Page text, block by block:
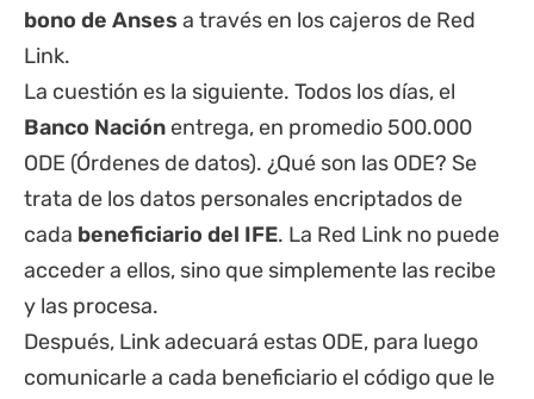
bono de Anses a través en los cajeros de Red
Link.
La cuestión es la siguiente. Todos los días, el
Banco Nación entrega, en promedio 500.000
ODE (Órdenes de datos). ¿Qué son las ODE? Se
trata de los datos personales encriptados de
cada beneficiario del IFE. La Red Link no puede
acceder a ellos, sino que simplemente las recibe
y las procesa.
Después, Link adecuará estas ODE, para luego
comunicarle a cada beneficiario el código que le